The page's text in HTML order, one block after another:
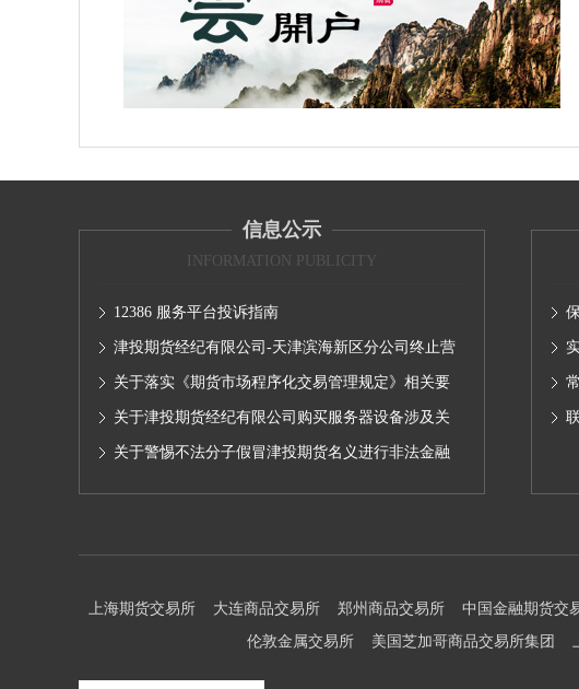
信息公示
INFORMATION PUBLICITY
12386 服务平台投诉指南
津投期货经纪有限公司-天津滨海新区分公司终止营
业的公告
关于落实《期货市场程序化交易管理规定》相关要
求,无限易终端版本调整及客户通知
关于津投期货经纪有限公司购买服务器设备涉及关
联交易情况的公示
关于警惕不法分子假冒津投期货名义进行非法金融
上海期货交易所 大连商品交易所 郑州商品交易所 中国金融期货交
伦敦金属交易所
美国芝加哥商品交易所集团